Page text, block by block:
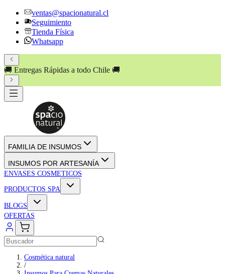
ventas@spacionatural.cl
Seguimiento
Tienda Física
Whatsapp
🚚 Entregas Rápidas a todo Chile 🚚
FAMILIA DE INSUMOS
INSUMOS POR ARTESANÍA
ENVASES COSMETICOS
PRODUCTOS SPA
BLOGS
OFERTAS
Cosmética natural
/